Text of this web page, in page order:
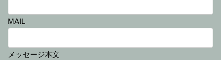
MAIL
メッセージ本文